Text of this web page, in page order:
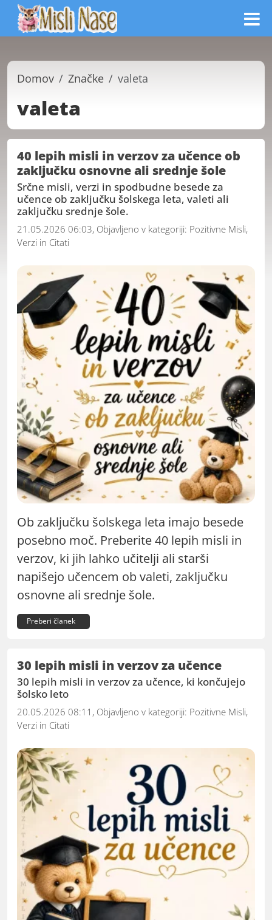
Domov Značke valeta
valeta
40 lepih misli in verzov za učence ob
zaključku osnovne ali srednje šole
Srčne misli, verzi in spodbudne besede za
učence ob zaključku šolskega leta, valeti ali
zaključku srednje šole.
21.05.2026 06:03, Objavljeno v kategoriji: Pozitivne Misli,
Verzi in Citati
Ob zaključku šolskega leta imajo besede
posebno moč. Preberite 40 lepih misli in
verzov, ki jih lahko učitelji ali starši
napišejo učencem ob valeti, zaključku
osnovne ali srednje šole.
Preberi članek
30 lepih misli in verzov za učence
30 lepih misli in verzov za učence, ki končujejo
šolsko leto
20.05.2026 08:11, Objavljeno v kategoriji: Pozitivne Misli,
Verzi in Citati